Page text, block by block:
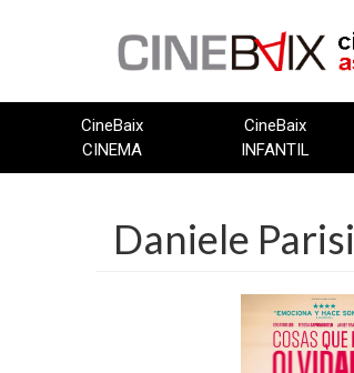
CineBaix
CINEMA
CineBaix
INFANTIL
Daniele Parisi